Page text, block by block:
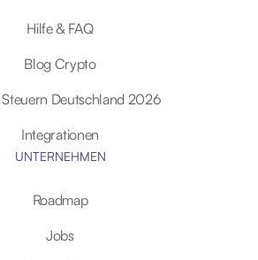
Hilfe & FAQ
Blog Crypto
Deutschland 2026
Integrationen
UNTERNEHMEN
Roadmap
Jobs